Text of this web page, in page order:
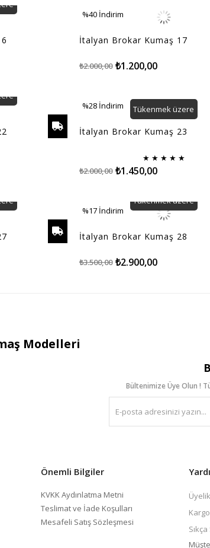
İtalyan Brokar Kumaş 17
₺1.200,00
₺2.000,00
%40 İndirim
İtalyan Brokar Kumaş 23
★ ★ ★ ★ ★
₺1.450,00
₺2.000,00
%28 İndirim
Tükenmek üzere
İtalyan Brokar Kumaş 28
₺2.900,00
₺3.500,00
%17 İndirim
Tükenmek üzere
Modelleri
Bültenimize Üye Olun !
Önemli Bilgiler
KVKK Aydınlatma Metni
Teslimat ve İade Koşulları
Mesafeli Satış Sözleşmesi
Üyelik